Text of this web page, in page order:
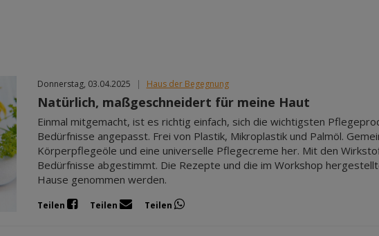
Donnerstag, 03.04.2025 | Haus der Begegnung
Natürlich, maßgeschneidert für meine Haut
Einmal mitgemacht, ist es richtig einfach, sich die wichtigsten
Bedürfnisse angepasst. Frei von Plastik, Mikroplastik und Palmöl.
Körperpflegeöle und eine universelle Pflegecreme her. Mit den
Bedürfnisse abgestimmt. Die Rezepte und die im Workshop
Hause genommen werden.
Teilen Teilen Teilen